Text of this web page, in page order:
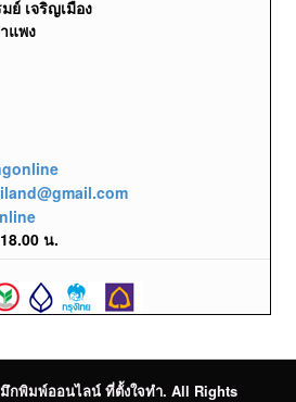
ย์ เจริญเมือง
แพง
น.
กพิมพ์ออนไลน์ ที่ตั้งใจทำ. All Rights